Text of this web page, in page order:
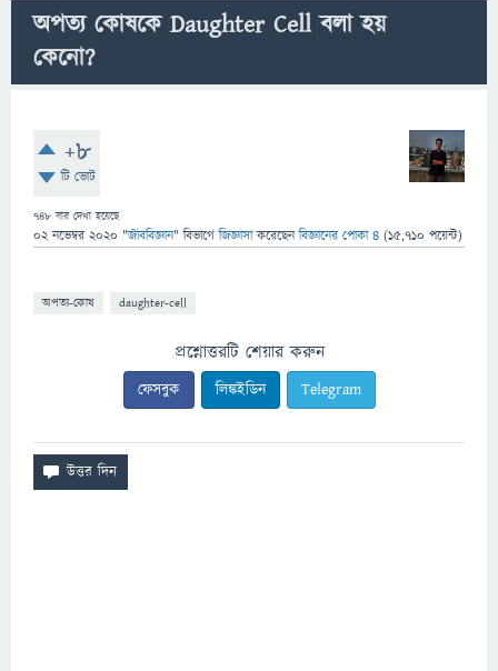
অপত্য কোষকে Daughter Cell বলা হয়
কেনো?
+8
টি ভোট
748 বার দেখা হয়েছে
02 নভেম্বর 2020 "জীববিজ্ঞান" বিভাগে জিজ্ঞাসাকরেছেনবিজ্ঞানের পোকা ৪ (15,710 পয়েন্ট)
অপত্য-কোষ daughter-cell
প্রশ্নোত্তরটি শেয়ার করুন
ফেসবুক লিঙ্কইডিন Telegram